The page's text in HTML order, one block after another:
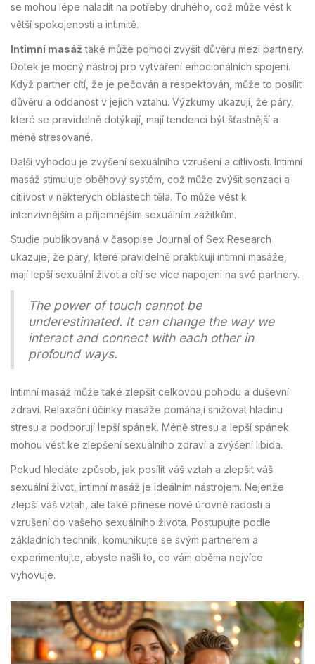
se mohou lépe naladit na potřeby druhého, což může vést k
větší spokojenosti a intimitě.
Intimní masáž také může pomoci zvýšit důvěru mezi partnery.
Dotek je mocný nástroj pro vytváření emocionálních spojení.
Když partner cítí, že je pečován a respektován, může to posílit
důvěru a oddanost v jejich vztahu. Výzkumy ukazují, že páry,
které se pravidelně dotýkají, mají tendenci být šťastnější a
méně stresované.
Další výhodou je zvýšení sexuálního vzrušení a citlivosti. Intimní
masáž stimuluje oběhový systém, což může zvýšit senzaci a
citlivost v některých oblastech těla. To může vést k
intenzivnějším a příjemnějším sexuálním zážitkům.
Studie publikovaná v časopise Journal of Sex Research
ukazuje, že páry, které pravidelně praktikují intimní masáže,
mají lepší sexuální život a cítí se více napojeni na své partnery.
The power of touch cannot be
underestimated. It can change the way we
interact and connect with each other in
profound ways.
Intimní masáž může také zlepšit celkovou pohodu a duševní
zdraví. Relaxační účinky masáže pomáhají snižovat hladinu
stresu a podporují lepší spánek. Méně stresu a lepší spánek
mohou vést ke zlepšení sexuálního zdraví a zvýšení libida.
Pokud hledáte způsob, jak posílit váš vztah a zlepšit váš
sexuální život, intimní masáž je ideálním nástrojem. Nejenže
zlepší váš vztah, ale také přinese nové úrovně radosti a
vzrušení do vašeho sexuálního života. Postupujte podle
základních technik, komunikujte se svým partnerem a
experimentujte, abyste našli to, co vám oběma nejvíce
vyhovuje.